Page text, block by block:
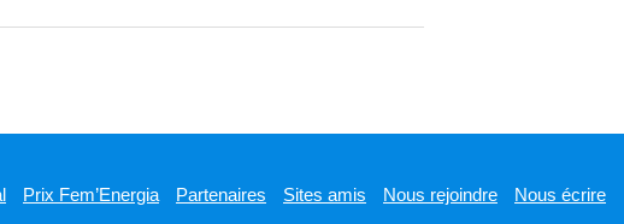
Prix Fem’Energia Partenaires Sites amis Nous rejoindre Nous écrire